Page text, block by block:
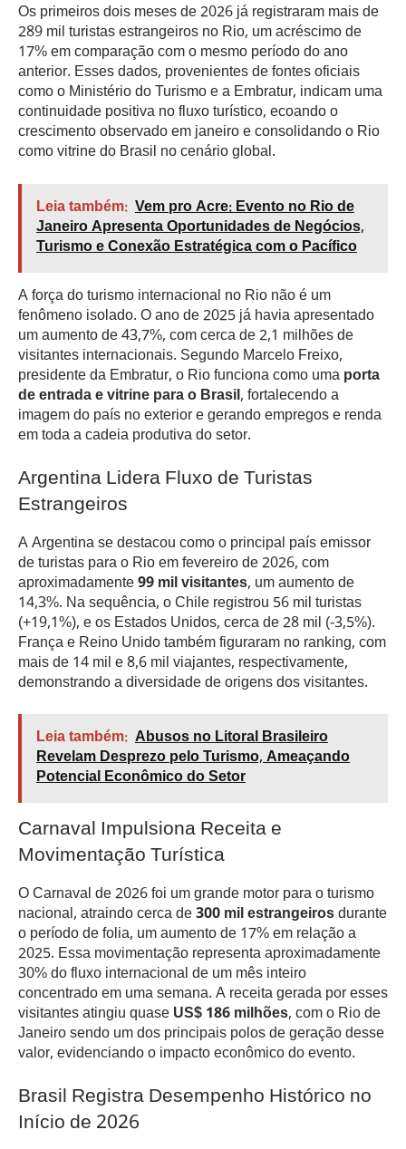
Os primeiros dois meses de 2026 já registraram mais de
289 mil turistas estrangeiros no Rio, um acréscimo de
17% em comparação com o mesmo período do ano
anterior. Esses dados, provenientes de fontes oficiais
como o Ministério do Turismo e a Embratur, indicam uma
continuidade positiva no fluxo turístico, ecoando o
crescimento observado em janeiro e consolidando o Rio
como vitrine do Brasil no cenário global.
Leia também: Vem pro Acre: Evento no Rio de
Janeiro Apresenta Oportunidades de Negócios,
Turismo e Conexão Estratégica com o Pacífico
A força do turismo internacional no Rio não é um
fenômeno isolado. O ano de 2025 já havia apresentado
um aumento de 43,7%, com cerca de 2,1 milhões de
visitantes internacionais. Segundo Marcelo Freixo,
presidente da Embratur, o Rio funciona como umaporta
de entrada e vitrine para o Brasil, fortalecendo a
imagem do país no exterior e gerando empregos e renda
em toda a cadeia produtiva do setor.
Argentina Lidera Fluxo de Turistas
Estrangeiros
A Argentina se destacou como o principal país emissor
de turistas para o Rio em fevereiro de 2026, com
aproximadamente99 mil visitantes, um aumento de
14,3%. Na sequência, o Chile registrou 56 mil turistas
(+19,1%), e os Estados Unidos, cerca de 28 mil (-3,5%).
França e Reino Unido também figuraram no ranking, com
mais de 14 mil e 8,6 mil viajantes, respectivamente,
demonstrando a diversidade de origens dos visitantes.
Leia também: Abusos no Litoral Brasileiro
Revelam Desprezo pelo Turismo, Ameaçando
Potencial Econômico do Setor
Carnaval Impulsiona Receita e
Movimentação Turística
O Carnaval de 2026 foi um grande motor para o turismo
nacional, atraindo cerca de300 mil estrangeirosdurante
o período de folia, um aumento de 17% em relação a
2025. Essa movimentação representa aproximadamente
30% do fluxo internacional de um mês inteiro
concentrado em uma semana. A receita gerada por esses
visitantes atingiu quaseUS$ 186 milhões, com o Rio de
Janeiro sendo um dos principais polos de geração desse
valor, evidenciando o impacto econômico do evento.
Brasil Registra Desempenho Histórico no
Início de 2026